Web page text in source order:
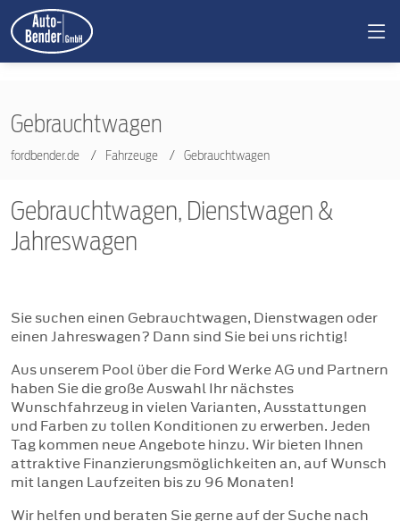
Gebrauchtwagen
fordbender.de Fahrzeuge Gebrauchtwagen
Gebrauchtwagen, Dienstwagen &
Jahreswagen
Sie suchen einen Gebrauchtwagen, Dienstwagen oder
einen Jahreswagen? Dann sind Sie bei uns richtig!
Aus unserem Pool über die Ford Werke AG und Partnern
haben Sie die große Auswahl Ihr nächstes
Wunschfahrzeug in vielen Varianten, Ausstattungen
und Farben zu tollen Konditionen zu erwerben. Jeden
Tag kommen neue Angebote hinzu. Wir bieten Ihnen
attraktive Finanzierungsmöglichkeiten an, auf Wunsch
mit langen Laufzeiten bis zu 96 Monaten!
Wir helfen und beraten Sie gerne auf der Suche nach